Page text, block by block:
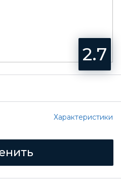
2.7
Характеристики